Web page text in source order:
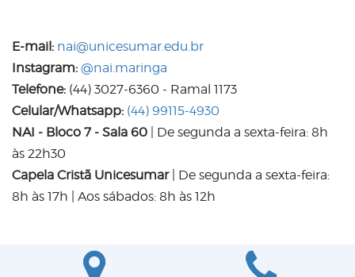
E-mail: nai@unicesumar.edu.br
Instagram: @nai.maringa
Telefone: (44) 3027-6360 - Ramal 1173
Celular/Whatsapp: (44) 99115-4930
NAI - Bloco 7 - Sala 60 | De segunda a sexta-feira: 8h
às 22h30
Capela Cristã Unicesumar| De segunda a sexta-feira:
8h às 17h | Aos sábados: 8h às 12h